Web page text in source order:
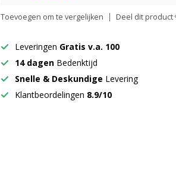
Toevoegen om te vergelijken Deel dit product
Leveringen Gratis v.a. 100
14 dagen Bedenktijd
Snelle & Deskundige Levering
Klantbeordelingen 8.9/10